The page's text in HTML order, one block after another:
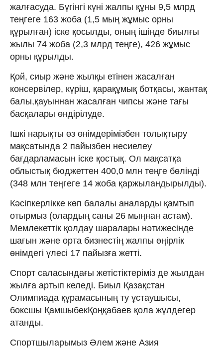
жалғасуда. Бүгінгі күні жалпы құны 9,5 млрд
теңгеге 163 жоба (1,5 мың жұмыс орны
құрылған) іске қосылды, оның ішінде биылғы
жылы 74 жоба (2,3 млрд теңге), 426 жұмыс
орны құрылды.
Қой, сиыр және жылқы етінен жасалған
консервілер, күріш, қарақұмық ботқасы, жантақ
балы,қауыннан жасалған чипсы және тағы
басқалары өндірілуде.
Ішкі нарықты өз өнімдерімізбен толықтыру
мақсатында 2 пайызбен несиелеу
бағдарламасын іске қостық. Ол мақсатқа
облыстық бюджеттен 400,0 млн теңге бөлінді
(348 млн теңгеге 14 жоба қаржыландырылды).
Кәсіпкерлікке көп балалы аналарды қамтып
отырмыз (олардың саны 26 мыңнан астам).
Мемлекеттік қолдау шаралары нәтижесінде
шағын және орта бизнестің жалпы өңірлік
өнімдегі үлесі 17 пайызға жетті.
Спорт саласындағы жетістіктеріміз де жылдан
жылға артып келеді. Биыл Қазақстан
Олимпиада құрамасының ту ұстаушысы,
боксшы ҚамшыбекҚоңқабаев қола жүлдегер
атанды.
Спортшыларымыз Әлем және Азия